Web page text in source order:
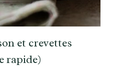
et crevettes
rapide)